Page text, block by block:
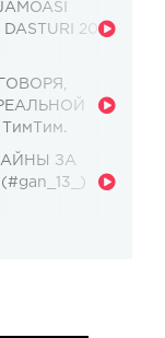
(Выпуск 110)
DASTURI 2019
ЗА